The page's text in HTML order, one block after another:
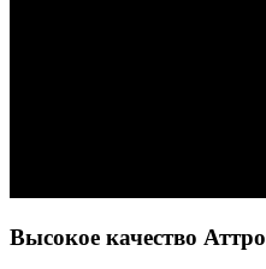
Высокое качество Аттро